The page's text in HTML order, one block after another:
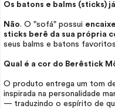
Os batons e balms (sticks)
Não. O "sofá" possui
sticks berê da sua própria
seus balms e batons
Qual é a cor do Berêstick
O produto entrega um tom
inspirada na personalidade
— traduzindo o espírito de